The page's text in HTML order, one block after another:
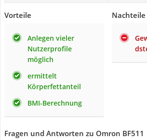
Vorteile
Anlegen vieler
Nutzerprofile
möglich
ermittelt
Körperfettanteil
BMI-Berechnung
Nachteile
Fragen und Antworten zu Omron BF511